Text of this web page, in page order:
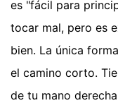
es "fácil para
tocar mal, pero es
bien. La única
el camino corto.
de tu mano